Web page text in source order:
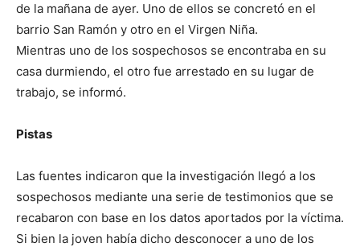
de la mañana de ayer. Uno de ellos se concretó en el
barrio San Ramón y otro en el Virgen Niña.
Mientras uno de los sospechosos se encontraba en su
casa durmiendo, el otro fue arrestado en su lugar de
trabajo, se informó.
Pistas
Las fuentes indicaron que la investigación llegó a los
sospechosos mediante una serie de testimonios que se
recabaron con base en los datos aportados por la víctima.
Si bien la joven había dicho desconocer a uno de los